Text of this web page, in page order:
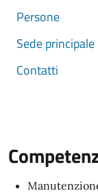
Persone
Sede principale
Contatti